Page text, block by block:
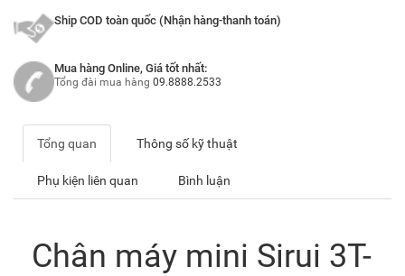
Ship COD toàn quốc (Nhận hàng-thanh toán)
Mua hàng Online, Giá tốt nhất:
Tổng đài mua hàng 09.8888.2533
Tổng quan Thông số kỹ thuật
Phụ kiện liên quan Bình luận
Chân máy mini Sirui 3T-